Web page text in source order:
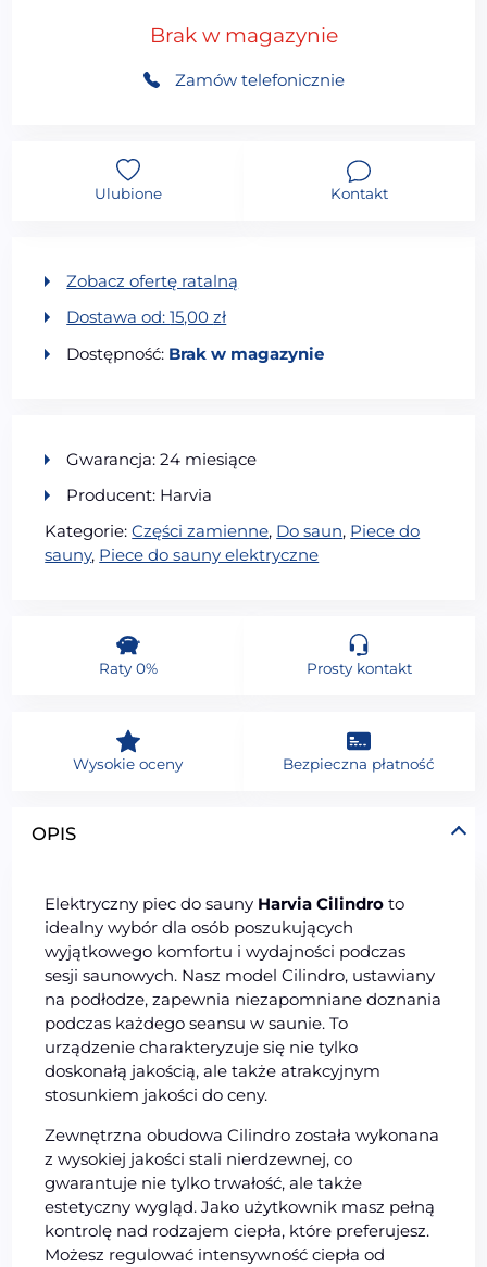
OPIS
Elektryczny piec do sauny Harvia Cilindro to
idealny wybór dla osób poszukujących
wyjątkowego komfortu i wydajności podczas
sesji saunowych. Nasz model Cilindro, ustawiany
na podłodze, zapewnia niezapomniane doznania
podczas każdego seansu w saunie. To
urządzenie charakteryzuje się nie tylko
doskonałą jakością, ale także atrakcyjnym
stosunkiem jakości do ceny.
Zewnętrzna obudowa Cilindro została wykonana
z wysokiej jakości stali nierdzewnej, co
gwarantuje nie tylko trwałość, ale także
estetyczny wygląd. Jako użytkownik masz pełną
kontrolę nad rodzajem ciepła, które preferujesz.
Możesz regulować intensywność ciepła od
Brak w magazynie
Zamów telefonicznie
Ulubione Kontakt
Zobacz ofertę ratalną
Dostawa od:15,00zł
Dostępność: Brak w magazynie
Gwarancja: 24 miesiące
Producent: Harvia
Kategorie:Części zamienne, Do saun, Piece do
sauny, Piece do sauny elektryczne
Raty 0% Prosty kontakt
Wysokie oceny Bezpieczna płatność